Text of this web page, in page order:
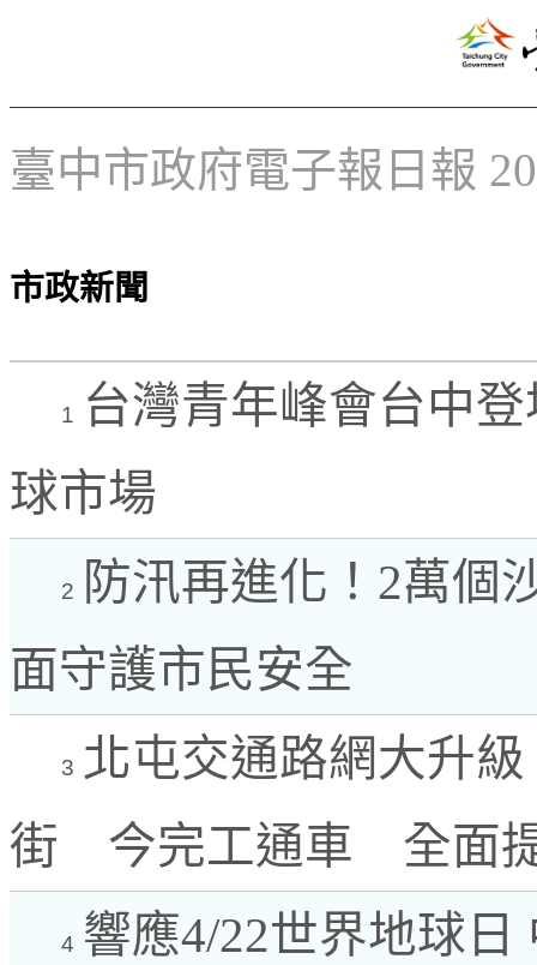
臺中市政府電子報日報
市政新聞
1 台灣青年峰會台中
球市場
2
防汛再進化！2萬個
面守護市民安全
3 北屯交通路網大升
街 今完工通車 全面提
4 響應4/22世界地球日